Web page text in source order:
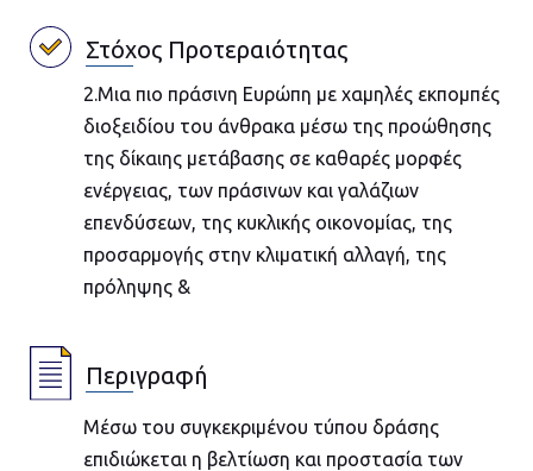
Στόχος Προτεραιότητας
2.Μια πιο πράσινη Ευρώπη με χαμηλές εκπομπές
διοξειδίου του άνθρακα μέσω της προώθησης
της δίκαιης μετάβασης σε καθαρές μορφές
ενέργειας, των πράσινων και γαλάζιων
επενδύσεων, της κυκλικής οικονομίας, της
προσαρμογής στην κλιματική αλλαγή, της
πρόληψης &
Περιγραφή
Μέσω του συγκεκριμένου τύπου δράσης
επιδιώκεται η βελτίωση και προστασία των